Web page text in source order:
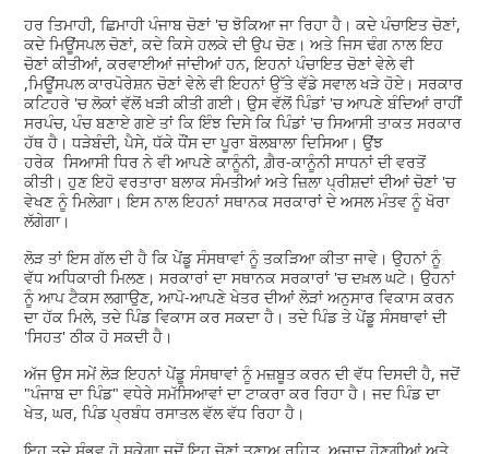
ਹਰ ਤਿਮਾਹੀ, ਛਿਮਾਹੀ ਪੰਜਾਬ ਚੋਣਾਂ 'ਚ ਝੋਕਿਆ ਜਾ ਰਿਹਾ ਹੈ। ਕਦੇ ਪੰਚਾਇਤ ਚੋਣਾਂ,
ਕਦੇ ਮਿਊਂਸਪਲ ਚੋਣਾਂ, ਕਦੇ ਕਿਸੇ ਹਲਕੇ ਦੀ ਉਪ ਚੋਣ। ਅਤੇ ਜਿਸ ਢੰਗ ਨਾਲ ਇਹ
ਚੋਣਾਂ ਕੀਤੀਆਂ, ਕਰਵਾਈਆਂ ਜਾਂਦੀਆਂ ਹਨ, ਇਹਨਾਂ ਪੰਚਾਇਤ ਚੋਣਾਂ ਵੇਲੇ ਵੀ
,ਮਿਊਂਸਪਲ ਕਾਰਪੋਰੇਸ਼ਨ ਚੋਣਾਂ ਵੇਲੇ ਵੀ ਇਹਨਾਂ ਉੱਤੇ ਵੱਡੇ ਸਵਾਲ ਖੜੇ ਹੋਏ। ਸਰਕਾਰ
ਕਟਿਹਰੇ 'ਚ ਲੋਕਾਂ ਵੱਲੋਂ ਖੜੀ ਕੀਤੀ ਗਈ। ਉਸ ਵੱਲੋਂ ਪਿੰਡਾਂ 'ਚ ਆਪਣੇ ਬੰਦਿਆਂ ਰਾਹੀਂ
ਸਰਪੰਚ, ਪੰਚ ਬਣਾਏ ਗਏ ਤਾਂ ਕਿ ਇੰਝ ਦਿਸੇ ਕਿ ਪਿੰਡਾਂ 'ਚ ਸਿਆਸੀ ਤਾਕਤ ਸਰਕਾਰ
ਹੱਥ ਹੈ। ਧੜੇਬੰਦੀ, ਪੈਸੇ, ਧੱਕੇ ਧੌਂਸ ਦਾ ਪੂਰਾ ਬੋਲਬਾਲਾ ਦਿਸਿਆ। ਉਂਝ
ਹਰੇਕ ਸਿਆਸੀ ਧਿਰ ਨੇ ਵੀ ਆਪਣੇ ਕਾਨੂੰਨੀ, ਗ਼ੈਰ-ਕਾਨੂੰਨੀ ਸਾਧਨਾਂ ਦੀ ਵਰਤੋਂ
ਕੀਤੀ। ਹੁਣ ਇਹੋ ਵਰਤਾਰਾ ਬਲਾਕ ਸੰਮਤੀਆਂ ਅਤੇ ਜ਼ਿਲਾ ਪ੍ਰੀਸ਼ਦਾਂ ਦੀਆਂ ਚੋਣਾਂ 'ਚ
ਵੇਖਣ ਨੂੰ ਮਿਲੇਗਾ। ਇਸ ਨਾਲ ਇਹਨਾਂ ਸਥਾਨਕ ਸਰਕਾਰਾਂ ਦੇ ਅਸਲ ਮੰਤਵ ਨੂੰ ਖੋਰਾ
ਲੱਗੇਗਾ।
ਲੋੜ ਤਾਂ ਇਸ ਗੱਲ ਦੀ ਹੈ ਕਿ ਪੇਂਡੂ ਸੰਸਥਾਵਾਂ ਨੂੰ ਤਕੜਿਆ ਕੀਤਾ ਜਾਵੇ। ਉਹਨਾਂ ਨੂੰ
ਵੱਧ ਅਧਿਕਾਰੀ ਮਿਲਣ। ਸਰਕਾਰਾਂ ਦਾ ਸਥਾਨਕ ਸਰਕਾਰਾਂ 'ਚ ਦਖ਼ਲ ਘਟੇ। ਉਹਨਾਂ
ਨੂੰ ਆਪ ਟੈਕਸ ਲਗਾਉਣ, ਆਪੋ-ਆਪਣੇ ਖੇਤਰ ਦੀਆਂ ਲੋੜਾਂ ਅਨੁਸਾਰ ਵਿਕਾਸ ਕਰਨ
ਦਾ ਹੱਕ ਮਿਲੇ, ਤਦੇ ਪਿੰਡ ਵਿਕਾਸ ਕਰ ਸਕਦਾ ਹੈ। ਤਦੇ ਪਿੰਡ ਤੇ ਪੇਂਡੂ ਸੰਸਥਾਵਾਂ ਦੀ
'ਸਿਹਤ' ਠੀਕ ਹੋ ਸਕਦੀ ਹੈ।
ਅੱਜ ਉਸ ਸਮੇਂ ਲੋੜ ਇਹਨਾਂ ਪੇਂਡੂ ਸੰਸਥਾਵਾਂ ਨੂੰ ਮਜ਼ਬੂਤ ਕਰਨ ਦੀ ਵੱਧ ਦਿਸਦੀ ਹੈ, ਜਦੋਂ
"ਪੰਜਾਬ ਦਾ ਪਿੰਡ" ਵਧੇਰੇ ਸਮੱਸਿਆਵਾਂ ਦਾ ਟਾਕਰਾ ਕਰ ਰਿਹਾ ਹੈ। ਜਦ ਪਿੰਡ ਦਾ
ਖੇਤ, ਘਰ, ਪਿੰਡ ਪ੍ਰਬੰਧ ਰਸਾਤਲ ਵੱਲ ਵੱਧ ਰਿਹਾ ਹੈ।